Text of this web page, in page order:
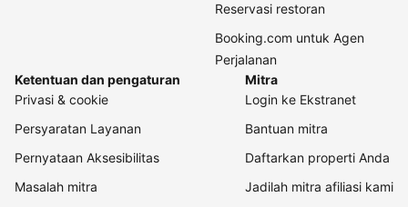
Reservasi restoran
Booking.com untuk Agen
Perjalanan
Ketentuan dan pengaturan
Privasi & cookie
Persyaratan Layanan
Pernyataan Aksesibilitas
Masalah mitra
Mitra
Login ke Ekstranet
Bantuan mitra
Daftarkan properti Anda
Jadilah mitra afiliasi kami